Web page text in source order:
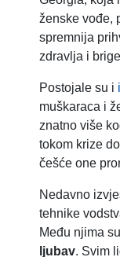
ženske vođe,
spremnija
zdravlja i
Postojale su i
muškaraca i
znatno više
tokom krize
češće one
Nedavno
tehnike
Među njima
ljubav. Svim